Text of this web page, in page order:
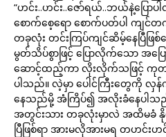
“ဟင်း..ဟင်း..ဇော်ရယ်..ဘယ်နဲ့ပြော
စောက်စေ့ရော စောက်ပတ်ပါ ကျင်
တခုလုံး တင်းကြပ်ကျင်ဆိမ့်နေပြီဖ
မွတ်သိပ်စွာဖြင့် ပြောလိုက်သော အပြ
ဆောင့်ထည့်ကာ လိုးလိုက်သဖြင့် ကုတ
ပါသည်။ လဲ့မှာ ပေါင်ကြီးတွေကို
နေသည်မို့ အံကြိပ်၍ အလိုးခံနေပါ
အတွင်းသား တခုလုံးမှာလဲ အထိမခံ
ပြီဖြစ်ရာ အားမလိုအားမရ တဟင်းဟ